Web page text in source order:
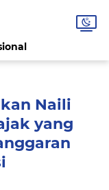
Naili
yang